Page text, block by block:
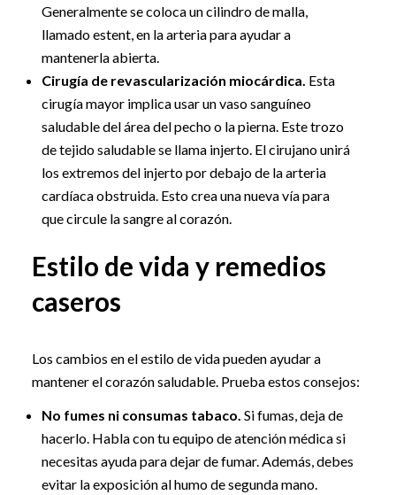
Generalmente se coloca un cilindro de malla,
llamado estent, en la arteria para ayudar a
mantenerla abierta.
Cirugía de revascularización miocárdica. Esta
cirugía mayor implica usar un vaso sanguíneo
saludable del área del pecho o la pierna. Este trozo
de tejido saludable se llama injerto. El cirujano unirá
los extremos del injerto por debajo de la arteria
cardíaca obstruida. Esto crea una nueva vía para
que circule la sangre al corazón.
Estilo de vida y remedios
caseros
Los cambios en el estilo de vida pueden ayudar a
mantener el corazón saludable. Prueba estos consejos:
No fumes ni consumas tabaco. Si fumas, deja de
hacerlo. Habla con tu equipo de atención médica si
necesitas ayuda para dejar de fumar. Además, debes
evitar la exposición al humo de segunda mano.